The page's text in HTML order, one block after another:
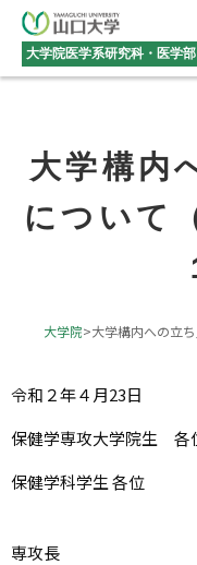
大学院医学系研究科・医学部
大学構内
について
大学院>大学構内への立
令和２年４月23日
保健学専攻大学院生 各
保健学科学生 各位
保
専攻長